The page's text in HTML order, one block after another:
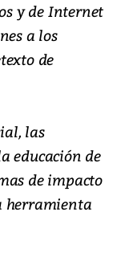
y de Internet
a los
de
las
educación de
de impacto
herramienta